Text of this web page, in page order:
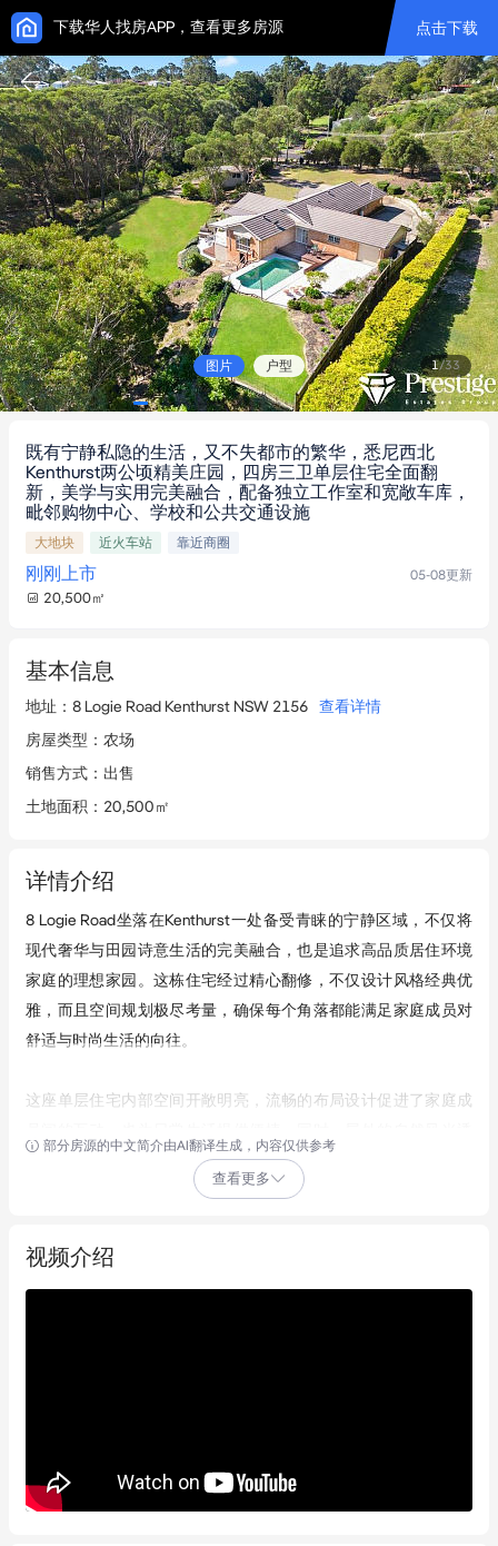
下载华人找房APP，查看更多房源 点击下载
图片 户型 1/33
既有宁静私隐的生活，又不失都市的繁华，悉尼西北
Kenthurst两公顷精美庄园，四房三卫单层住宅全面翻
新，美学与实用完美融合，配备独立工作室和宽敞车库，
毗邻购物中心、学校和公共交通设施
大地块 近火车站 靠近商圈
刚刚上市 05-08更新
20,500㎡
基本信息
地址 ： 8 Logie Road Kenthurst NSW 2156
查看详情
房屋类型 ： 农场
销售方式 ： 出售
土地面积 ： 20,500㎡
详情介绍
8 Logie Road坐落在Kenthurst一处备受青睐的宁静区域，不仅将
现代奢华与田园诗意生活的完美融合，也是追求高品质居住环境
家庭的理想家园。这栋住宅经过精心翻修，不仅设计风格经典优
雅，而且空间规划极尽考量，确保每个角落都能满足家庭成员对
舒适与时尚生活的向往。
这座单层住宅内部空间开敞明亮，流畅的布局设计促进了家庭成
过一扇扇窗户映入眼帘，令居家日常仿佛置身于连绵不断的美丽
室内设计兼顾美学与实用性，四间卧室配置合理，其中主卧室更
绝佳地点。广阔的五英亩土地上，自然风光与精心打理的景观相
部分房源的中文简介由AI翻译生成，内容仅供参考
查看更多
视频介绍